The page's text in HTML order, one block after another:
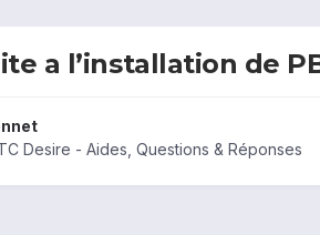
a l’installation de
Desire - Aides, Questions & Réponses